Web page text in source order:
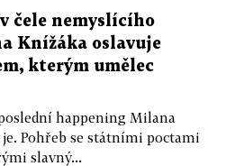
čele nemyslícího
Knížáka oslavuje
kterým umělec
happening Milana
Pohřeb se státními poctami
slavný...